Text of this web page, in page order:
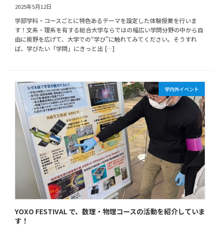
2025年5月12日
学部学科・コースごとに特色あるテーマを設定した体験授業を行いま
す！文系・理系を有する総合大学ならではの幅広い学問分野の中から自
由に視野を広げて、大学での“学び”に触れてみてください。そうすれ
ば、学びたい「学問」にきっと出 […]
学内外イベント
YOXO FESTIVAL で、数理・物理コースの活動を紹介していま
す！